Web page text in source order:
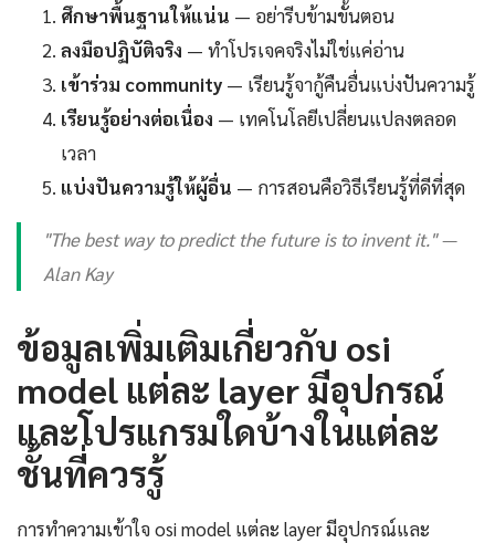
ศึกษาพื้นฐานให้แน่น — อย่ารีบข้ามขั้นตอน
ลงมือปฏิบัติจริง — ทำโปรเจคจริงไม่ใช่แค่อ่าน
เข้าร่วม community — เรียนรู้จากู้คืนอื่นแบ่งปันความรู้
เรียนรู้อย่างต่อเนื่อง — เทคโนโลยีเปลี่ยนแปลงตลอด
เวลา
แบ่งปันความรู้ให้ผู้อื่น — การสอนคือวิธีเรียนรู้ที่ดีที่สุด
"The best way to predict the future is to invent it." —
Alan Kay
ข้อมูลเพิ่มเติมเกี่ยวกับ osi
model แต่ละ layer มีอุปกรณ์
และโปรแกรมใดบ้างในแต่ละ
ชั้นที่ควรรู้
การทำความเข้าใจ osi model แต่ละ layer มีอุปกรณ์และ